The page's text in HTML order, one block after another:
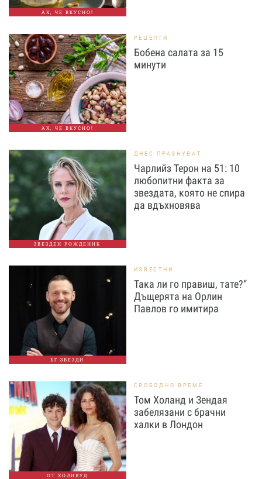
АХ, ЧЕ ВКУСНО!
АХ, ЧЕ ВКУСНО!
РЕЦЕПТИ
Бобена салата за 15
минути
ЗВЕЗДЕН РОЖДЕНИК
ДНЕС ПРАЗНУВАТ
Чарлийз Терон на 51: 10
любопитни факта за
звездата, която не спира
да вдъхновява
БГ ЗВЕЗДИ
ИЗВЕСТНИ
Така ли го правиш, тате?“
Дъщерята на Орлин
Павлов го имитира
ОТ ХОЛИВУД
СВОБОДНО ВРЕМЕ
Том Холанд и Зендая
забелязани с брачни
халки в Лондон